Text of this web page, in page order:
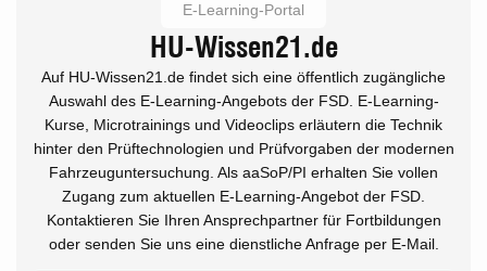
E-Learning-Portal
HU-Wissen21.de
Auf HU-Wissen21.de findet sich eine öffentlich zugängliche
Auswahl des E-Learning-Angebots der FSD. E-Learning-
Kurse, Microtrainings und Videoclips erläutern die Technik
hinter den Prüftechnologien und Prüfvorgaben der modernen
Fahrzeuguntersuchung. Als aaSoP/PI erhalten Sie vollen
Zugang zum aktuellen E-Learning-Angebot der FSD.
Kontaktieren Sie Ihren Ansprechpartner für Fortbildungen
oder senden Sie uns eine dienstliche Anfrage per E-Mail.